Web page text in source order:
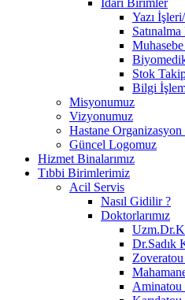
Yazı
Stok
Bilgi
Misyonumuz
Vizyonumuz
Hastane Organizasyon
Güncel Logomuz
Hizmet Binalarımız
Tıbbi Birimlerimiz
Acil Servis
Nasıl Gidilir ?
Doktorlarımız
Dr.Sadık